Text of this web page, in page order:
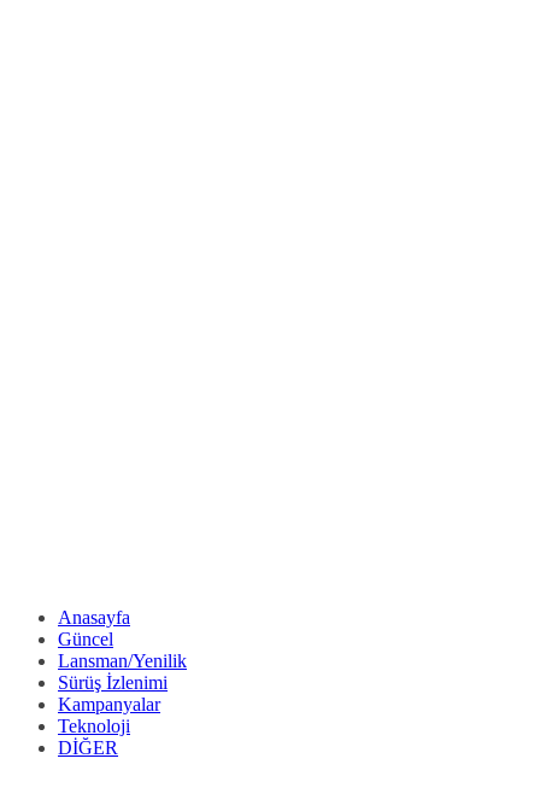
Anasayfa
Güncel
Lansman/Yenilik
Sürüş İzlenimi
Kampanyalar
Teknoloji
DİĞER